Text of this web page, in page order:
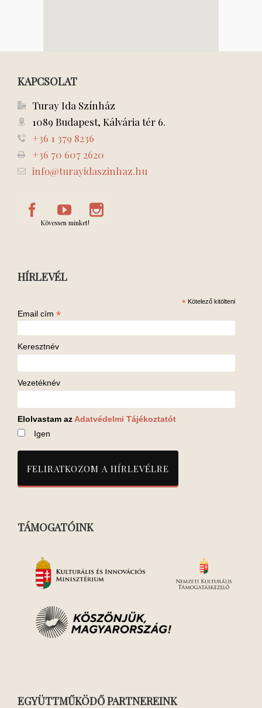
KAPCSOLAT
Turay Ida Színház
1089 Budapest, Kálvária tér 6.
+36 1 379 8236
+36 70 607 2620
info@turayidaszinhaz.hu
Kövessen minket!
HÍRLEVÉL
* Kötelező kitölteni
Email cím *
Keresztnév
Vezetéknév
Elolvastam az Adatvédelmi Tájékoztatót
Igen
TÁMOGATÓINK
EGYÜTTMŰKÖDŐ PARTNEREINK